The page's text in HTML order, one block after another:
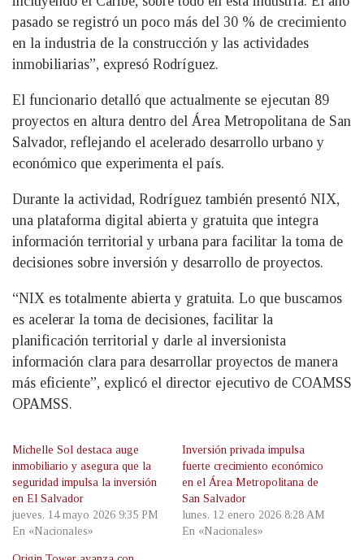
pasado se registró un poco más del 30 % de crecimiento
en la industria de la construcción y las actividades
inmobiliarias”, expresó Rodríguez.
El funcionario detalló que actualmente se ejecutan 89
proyectos en altura dentro del Área Metropolitana de San
Salvador, reflejando el acelerado desarrollo urbano y
económico que experimenta el país.
Durante la actividad, Rodríguez también presentó NIX,
una plataforma digital abierta y gratuita que integra
información territorial y urbana para facilitar la toma de
decisiones sobre inversión y desarrollo de proyectos.
“NIX es totalmente abierta y gratuita. Lo que buscamos
es acelerar la toma de decisiones, facilitar la
planificación territorial y darle al inversionista
información clara para desarrollar proyectos de manera
más eficiente”, explicó el director ejecutivo de COAMSS
OPAMSS.
Michelle Sol destaca auge
inmobiliario y asegura que la
seguridad impulsa la inversión
en El Salvador
jueves, 14 mayo 2026 9:35 PM
En «Nacionales»
Inversión privada impulsa
fuerte crecimiento económico
en el Área Metropolitana de
San Salvador
lunes, 12 enero 2026 8:28 AM
En «Nacionales»